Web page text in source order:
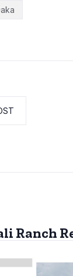
Ranch